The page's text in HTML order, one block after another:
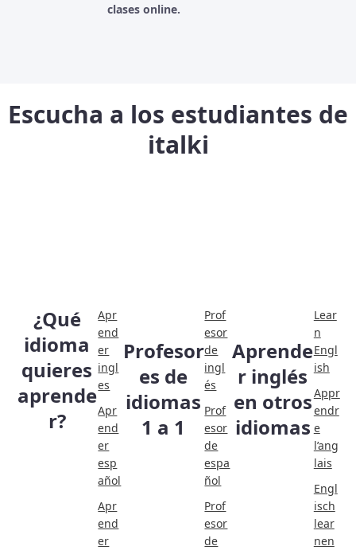
clases online.
Escucha a los estudiantes de
italki
¿Qué
idioma
quieres
aprende
r?
Apr
end
er
ingl
es
Apr
end
er
esp
añol
Apr
end
er
Profesor
es de
idiomas
1 a 1
Prof
esor
de
ingl
és
Prof
esor
de
espa
ñol
Prof
esor
de
Aprende
r inglés
en otros
idiomas
Lear
n
Engl
ish
Appr
endr
e
l’ang
lais
Engl
isch
lear
nen